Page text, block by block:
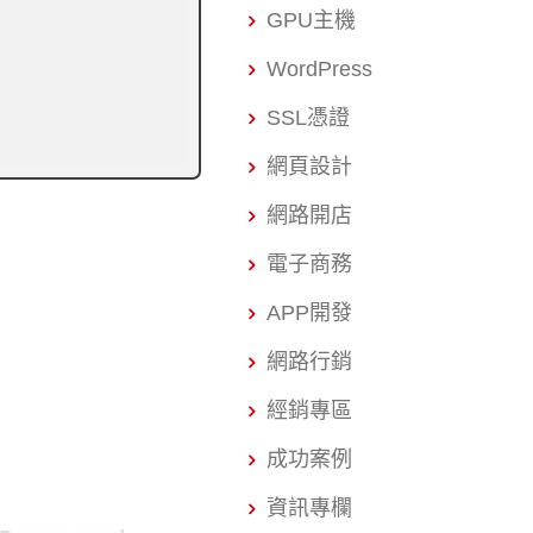
GPU主機
WordPress
SSL憑證
網頁設計
網路開店
電子商務
APP開發
網路行銷
經銷專區
成功案例
資訊專欄